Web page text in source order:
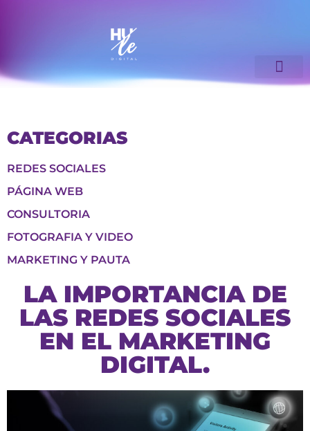
CATEGORIAS
REDES SOCIALES
PÁGINA WEB
CONSULTORIA
FOTOGRAFIA Y VIDEO
MARKETING Y PAUTA
LA IMPORTANCIA DE
LAS REDES SOCIALES
EN EL MARKETING
DIGITAL.